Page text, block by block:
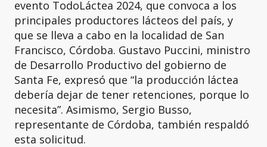
evento TodoLáctea 2024, que convoca a los
principales productores lácteos del país, y
que se lleva a cabo en la localidad de San
Francisco, Córdoba. Gustavo Puccini, ministro
de Desarrollo Productivo del gobierno de
Santa Fe, expresó que “la producción láctea
debería dejar de tener retenciones, porque lo
necesita”. Asimismo, Sergio Busso,
representante de Córdoba, también respaldó
esta solicitud.